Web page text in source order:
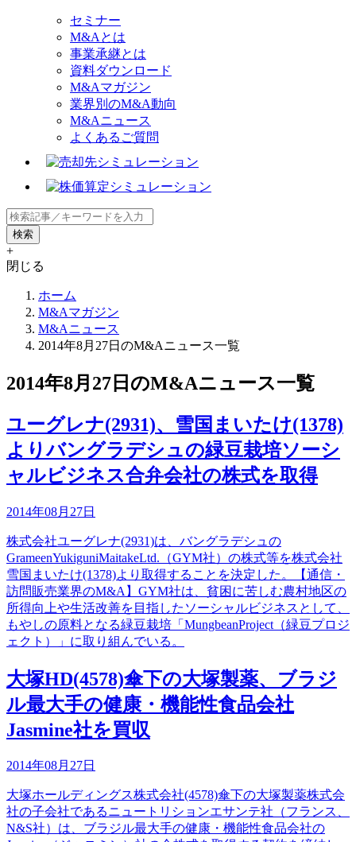
セミナー
M&Aとは
事業承継とは
資料ダウンロード
M&Aマガジン
業界別のM&A動向
M&Aニュース
よくあるご質問
+
閉じる
ホーム
M&Aマガジン
M&Aニュース
2014年8月27日のM&Aニュース一覧
2014年8月27日のM&Aニュース一覧
ユーグレナ(2931)、雪国まいたけ(1378)
よりバングラデシュの緑豆栽培ソーシ
ャルビジネス合弁会社の株式を取得
2014年08月27日
株式会社ユーグレナ(2931)は、バングラデシュの
GrameenYukiguniMaitakeLtd.（GYM社）の株式等を株式会社
雪国まいたけ(1378)より取得することを決定した。【通信・
訪問販売業界のM&A】GYM社は、貧困に苦しむ農村地区の
所得向上や生活改善を目指したソーシャルビジネスとして、
もやしの原料となる緑豆栽培「MungbeanProject（緑豆プロジ
ェクト）」に取り組んでいる。
大塚HD(4578)傘下の大塚製薬、ブラジ
ル最大手の健康・機能性食品会社
Jasmine社を買収
2014年08月27日
大塚ホールディングス株式会社(4578)傘下の大塚製薬株式会
社の子会社であるニュートリションエサンテ社（フランス、
N&S社）は、ブラジル最大手の健康・機能性食品会社の